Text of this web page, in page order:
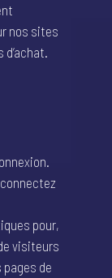
nos sites
pour,
visiteurs
de